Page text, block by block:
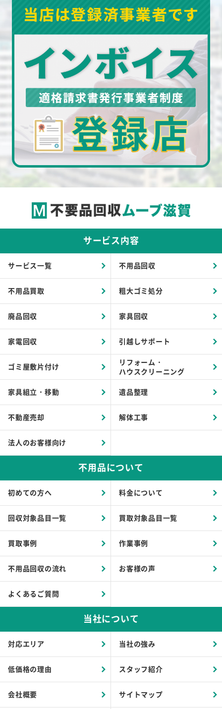
サービス内容
サービス一覧 不用品回収
不用品買取 粗大ゴミ処分
廃品回収 家具回収
家電回収 引越しサポート
ゴミ屋敷片付け
リフォーム・
ハウスクリーニング
家具組立・移動 遺品整理
不動産売却 解体工事
法人のお客様向け
不用品について
初めての方へ 料金について
回収対象品目一覧 買取対象品目一覧
買取事例 作業事例
不用品回収の流れ お客様の声
よくあるご質問
当社について
対応エリア 当社の強み
低価格の理由 スタッフ紹介
会社概要 サイトマップ